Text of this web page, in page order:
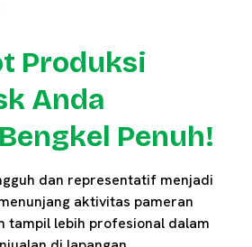
Produksi
Anda
Penuh!
dan representatif menjadi
aktivitas pameran
tampil lebih profesional dalam